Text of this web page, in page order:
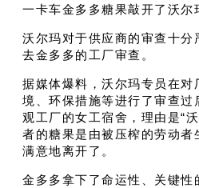
一卡车金多多糖果敲开了沃尔
沃尔玛对于供应商的审查十分
去金多多的工厂审查。
据媒体爆料，沃尔玛专员在对
境、环保措施等进行了审查过
观工厂的女工宿舍，理由是“
者的糖果是由被压榨的劳动者
满意地离开了。
金多多拿下了命运性、关键性